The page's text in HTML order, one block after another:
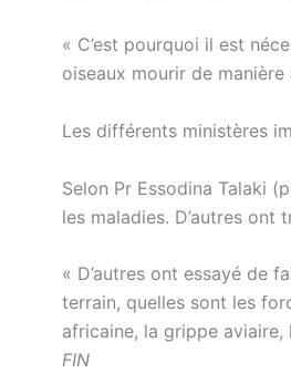
« C’est pourquoi il est
oiseaux mourir de
Les différents ministères
Selon Pr Essodina Talaki
les maladies. D’autres
« D’autres ont essayé de
terrain, quelles sont les
africaine, la grippe
FIN